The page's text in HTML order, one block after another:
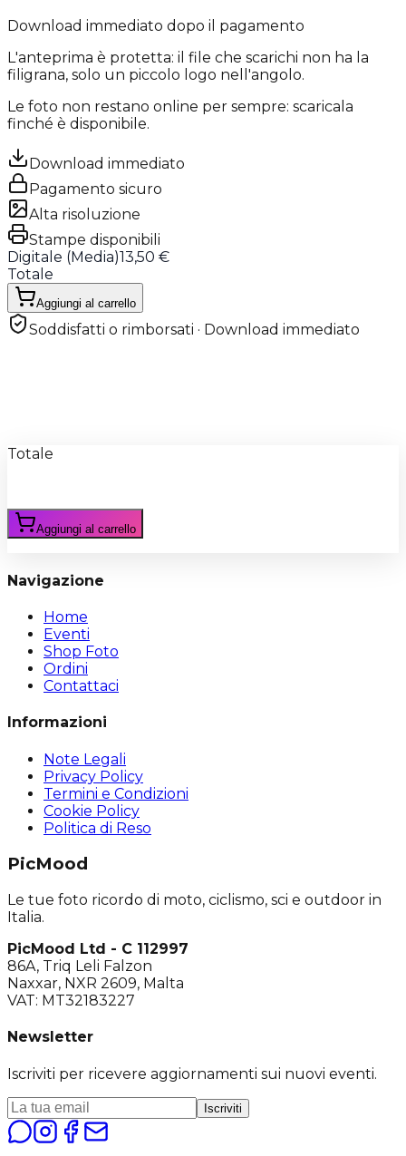
Download immediato dopo il pagamento
L'anteprima è protetta: il file che scarichi non ha la
filigrana, solo un piccolo logo nell'angolo.
Le foto non restano online per sempre: scaricala
finché è disponibile.
Download immediato
Pagamento sicuro
Alta risoluzione
Stampe disponibili
Digitale (Media)13,50 €
Totale
Aggiungi al carrello
Soddisfatti o rimborsati · Download immediato
Totale
Aggiungi al carrello
Navigazione
Home
Eventi
Shop Foto
Ordini
Contattaci
Informazioni
Note Legali
Privacy Policy
Termini e Condizioni
Cookie Policy
Politica di Reso
PicMood
Le tue foto ricordo di moto, ciclismo, sci e outdoor in
Italia.
PicMood Ltd - C 112997
86A, Triq Leli Falzon
Naxxar, NXR 2609, Malta
VAT: MT32183227
Newsletter
Iscriviti per ricevere aggiornamenti sui nuovi eventi.
Iscriviti